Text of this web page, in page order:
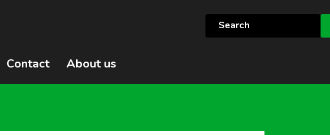
About us
Contact